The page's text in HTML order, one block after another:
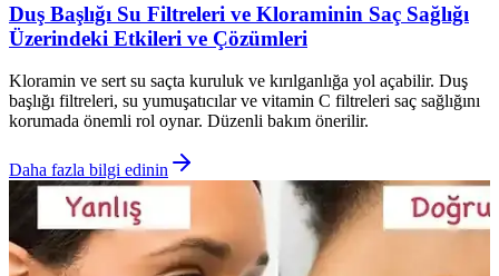
Duş Başlığı Su Filtreleri ve Kloraminin Saç Sağlığı
Üzerindeki Etkileri ve Çözümleri
Kloramin ve sert su saçta kuruluk ve kırılganlığa yol açabilir. Duş
başlığı filtreleri, su yumuşatıcılar ve vitamin C filtreleri saç sağlığını
korumada önemli rol oynar. Düzenli bakım önerilir.
Daha fazla bilgi edinin